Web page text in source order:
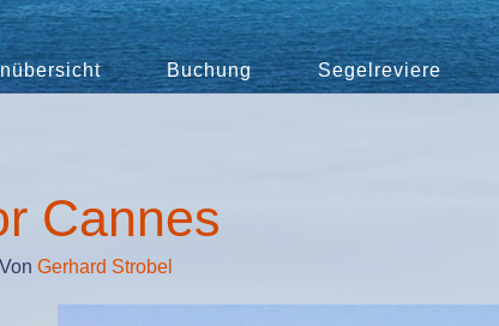
Buchung Segelreviere
Cannes
Von Gerhard Strobel